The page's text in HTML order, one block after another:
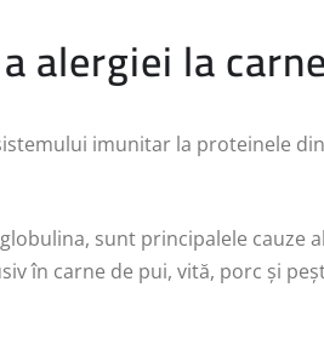
alergiei la carne
imunitar la proteinele
sunt principalele cauze
în carne de pui, vită, porc și